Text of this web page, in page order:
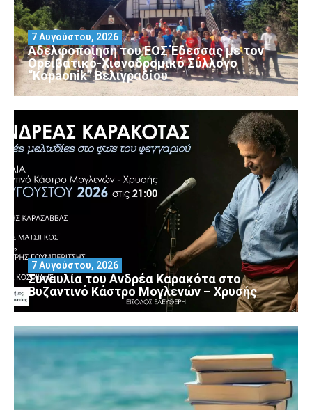
Αδελφοποίηση του ΕΟΣ Έδεσσας με τον
Ορειβατικό-Χιονοδρομικό Σύλλογο
“Kopaonik” Βελιγραδίου
7 Αυγούστου, 2026
Συναυλία του Ανδρέα Καρακότα στο
Βυζαντινό Κάστρο Μογλενών – Χρυσής
7 Αυγούστου, 2026